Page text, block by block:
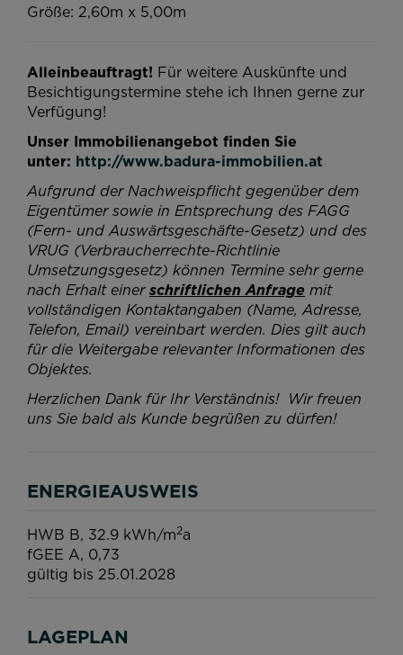
Größe: 2,60m x 5,00m
Alleinbeauftragt! Für weitere Auskünfte und
Besichtigungstermine stehe ich Ihnen gerne zur
Verfügung!
Unser Immobilienangebot finden Sie
unter: http://www.badura-immobilien.at
Aufgrund der Nachweispflicht gegenüber dem
Eigentümer sowie in Entsprechung des FAGG
(Fern- und Auswärtsgeschäfte-Gesetz) und des
VRUG (Verbraucherrechte-Richtlinie
Umsetzungsgesetz) können Termine sehr gerne
nach Erhalt einerschriftlichen Anfrage mit
vollständigen Kontaktangaben (Name, Adresse,
Telefon, Email) vereinbart werden. Dies gilt auch
für die Weitergabe relevanter Informationen des
Objektes.
Herzlichen Dank für Ihr Verständnis! Wir freuen
uns Sie bald als Kunde begrüßen zu dürfen!
ENERGIEAUSWEIS
HWB B, 32.9 kWh/m2a
fGEE A, 0,73
gültig bis 25.01.2028
LAGEPLAN